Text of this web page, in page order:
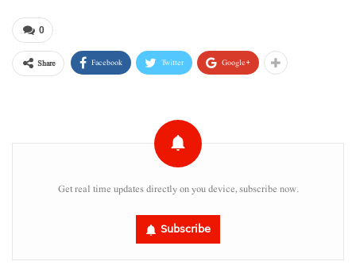
0
Share Facebook Twitter Google+
Get real time updates directly on you device, subscribe now.
Subscribe